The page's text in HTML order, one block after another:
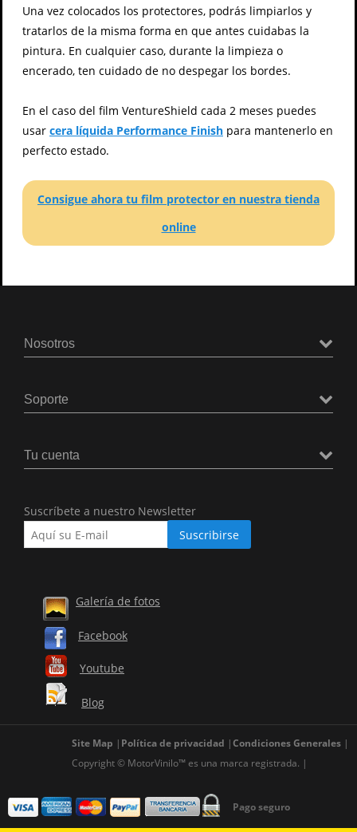
Una vez colocados los protectores, podrás limpiarlos y
tratarlos de la misma forma en que antes cuidabas la
pintura. En cualquier caso, durante la limpieza o
encerado, ten cuidado de no despegar los bordes.
En el caso del film VentureShield cada 2 meses puedes
usar cera líquida Performance Finish para mantenerlo en
perfecto estado.
Consigue ahora tu film protector en nuestra tienda
online
Nosotros
Soporte
Tu cuenta
Suscríbete a nuestro Newsletter
Galería de fotos
Facebook
Youtube
Blog
Site Map Política de privacidad
Condiciones Generales
Copyright © MotorVinilo™ es una marca registrada.
Pago seguro